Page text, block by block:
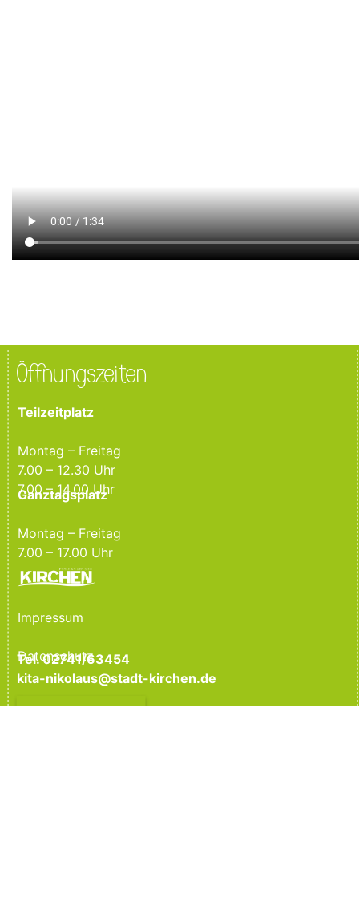
Öffnungszeiten
Teilzeitplatz
Montag – Freitag
7.00 – 12.30 Uhr
7.00 – 14.00 Uhr
Ganztagsplatz
Montag – Freitag
7.00 – 17.00 Uhr
Impressum
Datenschutz
Tel. 02741/63454
kita-nikolaus@stadt-kirchen.de